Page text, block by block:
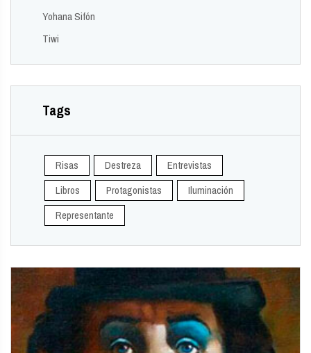
Yohana Sifón
Tiwi
Tags
Risas Destreza
Entrevistas
Libros
Protagonistas
Iluminación
Representante